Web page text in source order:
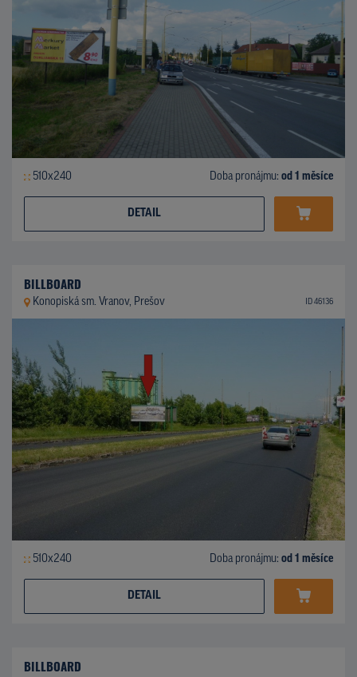
510x240 Doba pronájmu: od 1 měsíce
DETAIL
BILLBOARD
Konopiská sm. Vranov, Prešov ID 46136
510x240 Doba pronájmu: od 1 měsíce
DETAIL
BILLBOARD